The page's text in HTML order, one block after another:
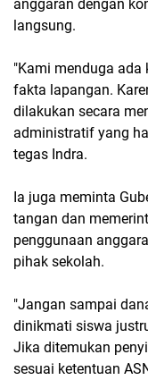
anggaran dengan
langsung.
"Kami menduga ada
fakta lapangan.
dilakukan secara
administratif yang
tegas Indra.
Ia juga meminta
tangan dan
penggunaan
pihak sekolah.
"Jangan sampai
dinikmati siswa
Jika ditemukan
sesuai ketentuan